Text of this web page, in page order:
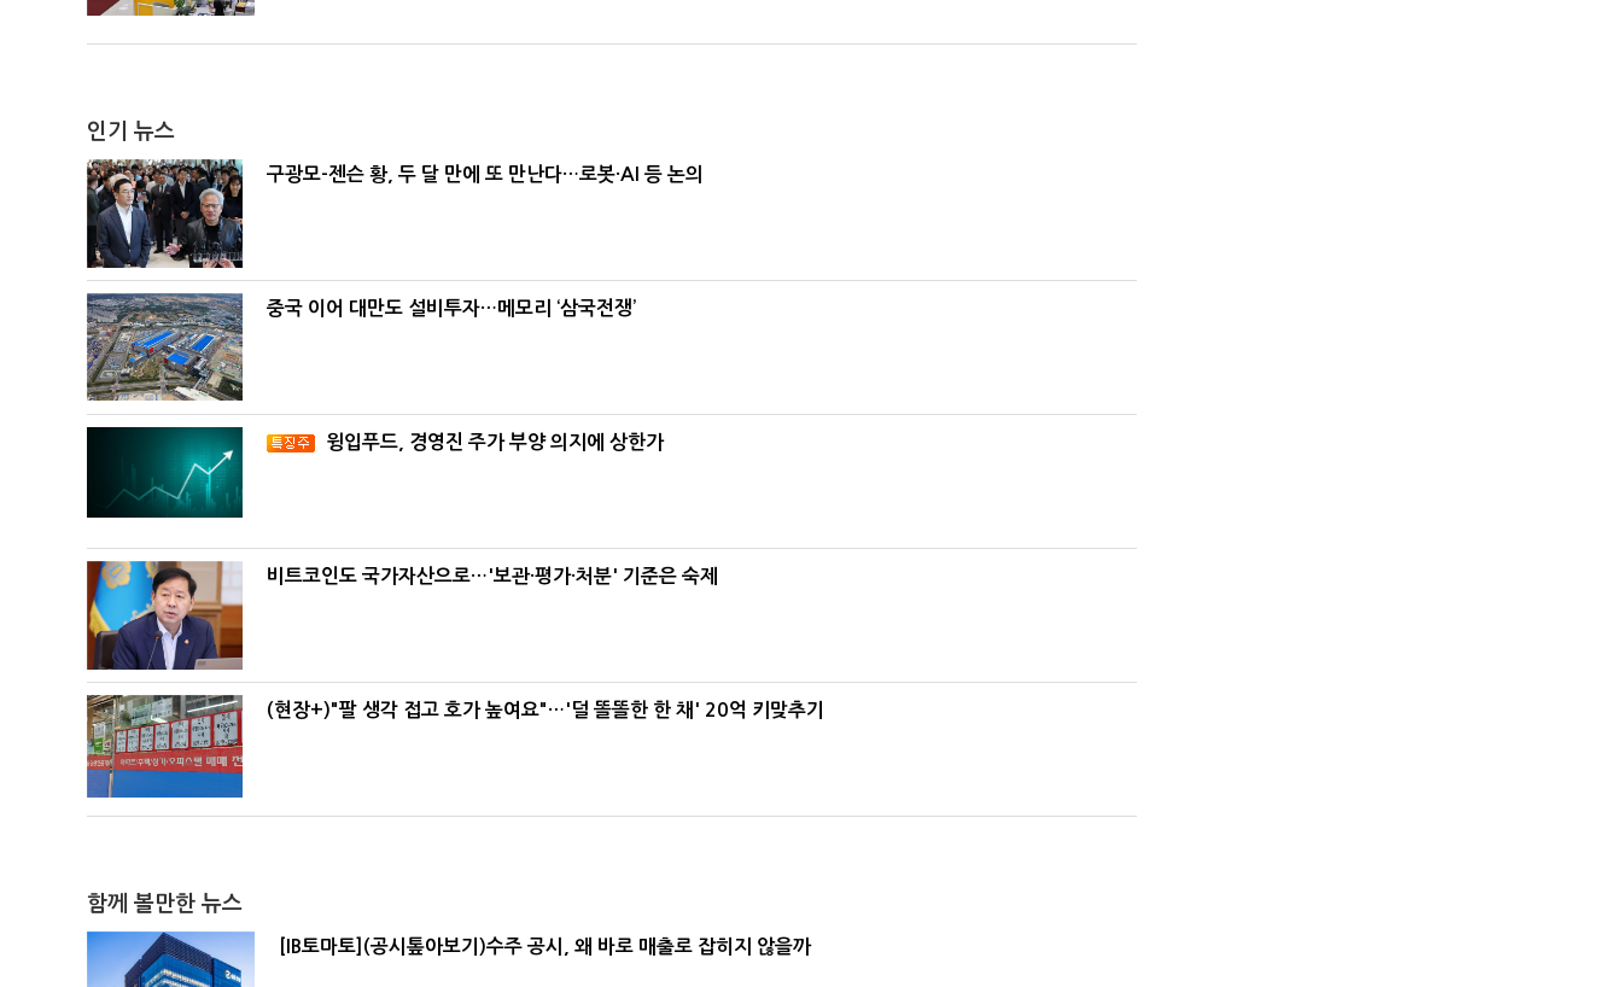
인기 뉴스
구광모-젠슨 황, 두 달 만에 또 만난다…로봇·AI 등 논의
중국 이어 대만도 설비투자…메모리 ‘삼국전쟁’
윙입푸드, 경영진 주가 부양 의지에 상한가
비트코인도 국가자산으로…'보관·평가·처분' 기준은 숙제
(현장+)"팔 생각 접고 호가 높여요"…'덜 똘똘한 한 채' 20억 키맞추기
함께 볼만한 뉴스
[IB토마토](공시톺아보기)수주 공시, 왜 바로 매출로 잡히지 않을까